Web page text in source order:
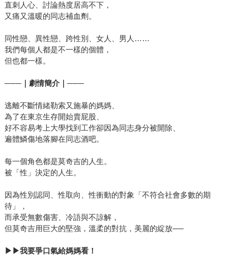
際圈習慣使用的化名暱稱，得另外再用別的化名，由此可知
社會給予這些大姊們的壓力與限制有多大。 終於，耗時八年
的《阿媽的女朋友：彩虹熟女的多彩青春》出版了，書裡收
錄了十七位五十五歲（受訪時的年紀）以上的大姊，與大家
分享他們在過去那個還沒有性傾向認同、性別意識等資訊與
界只有自己一個「怪人」時的心情。很多大姊、Uncle（對年
代，還是勇敢做自己，去訂做男性西裝，充滿江湖義氣地結
拜兄弟，與男性做等同的勞力工作，隻身闖蕩海外??書裡的
每一篇故事都讓人驚奇，在台灣於一九八?年代末解嚴後才開
己了。 在討論書名的時候，一開始我提的副標是「熟齡女同
志的多彩青春」，但熱線的夥伴提醒，這些受訪的大姊們，
在他們的概念裡是沒有「女同志」這個詞的，甚至有幾篇訪
談，明顯可以看到與當下自主性別意識不太相符的傳統觀
念。可以想見在他們當年飄?性格的生命裡，有多少傳統的束
或不願提太多艱苦往事，但讀者可以推敲得出，在這些必須
直刺人心、討論熱度居高不下，
又痛又溫暖的同志補血劑。
同性戀、異性戀、跨性別、女人、男人……
我們每個人都是不一樣的個體，
但也都一樣。
───｜劇情簡介｜───
逃離不斷情緒勒索又施暴的媽媽、
為了在東京生存開始賣屁股、
好不容易考上大學找到工作卻因為同志身分被開除、
遍體鱗傷地落腳在同志酒吧。
每一個角色都是莫奇吉的人生。
被「性」決定的人生。
因為性別認同、性取向、性衝動的對象「不符合社會多數的期
待」，
而承受無數傷害、冷語與不諒解，
但莫奇吉用巨大的堅強，溫柔的對抗，美麗的綻放──
▶▶我要爭口氣給媽媽看！